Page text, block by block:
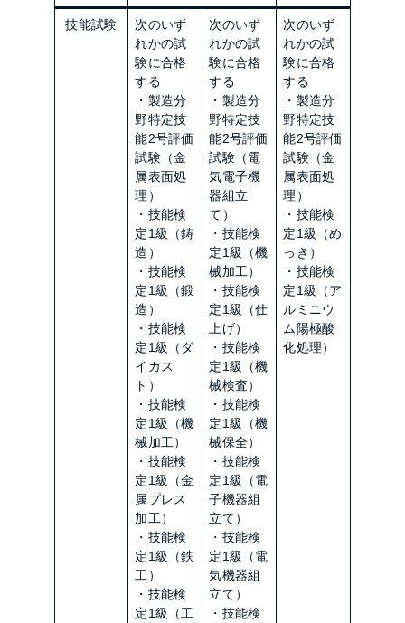
技能試験
次のいず
れかの試
験に合格
する
・製造分
野特定技
能2号評価
試験（金
属表面処
理）
・技能検
定1級（鋳
造）
・技能検
定1級（鍛
造）
・技能検
定1級（ダ
イカス
ト）
・技能検
定1級（機
械加工）
・技能検
定1級（金
属プレス
加工）
・技能検
定1級（鉄
工）
・技能検
定1級（工
次のいず
れかの試
験に合格
する
・製造分
野特定技
能2号評価
試験（電
気電子機
器組立
て）
・技能検
定1級（機
械加工）
・技能検
定1級（仕
上げ）
・技能検
定1級（機
械検査）
・技能検
定1級（機
械保全）
・技能検
定1級（電
子機器組
立て）
・技能検
定1級（電
気機器組
立て）
・技能検
次のいず
れかの試
験に合格
する
・製造分
野特定技
能2号評価
試験（金
属表面処
理）
・技能検
定1級（め
っき）
・技能検
定1級（ア
ルミニウ
ム陽極酸
化処理）